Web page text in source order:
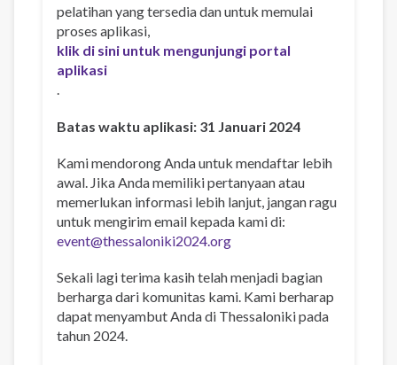
pelatihan yang tersedia dan untuk memulai
proses aplikasi,
klik di sini untuk mengunjungi portal
aplikasi
.
Batas waktu aplikasi: 31 Januari 2024
Kami mendorong Anda untuk mendaftar lebih
awal. Jika Anda memiliki pertanyaan atau
memerlukan informasi lebih lanjut, jangan ragu
untuk mengirim email kepada kami di:
event@thessaloniki2024.org
Sekali lagi terima kasih telah menjadi bagian
berharga dari komunitas kami. Kami berharap
dapat menyambut Anda di Thessaloniki pada
tahun 2024.